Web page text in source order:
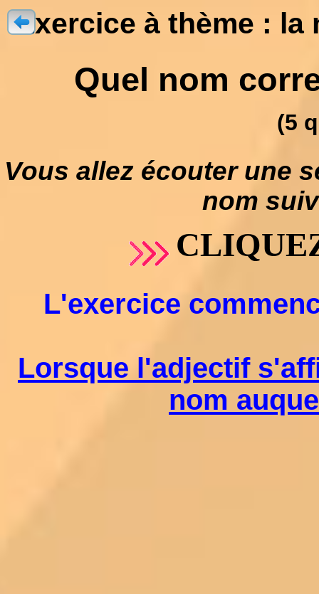
Exercice à thème : la
Quel nom
(5
Vous allez écouter une
nom
L'exercice
Lorsque l'adjectif
nom